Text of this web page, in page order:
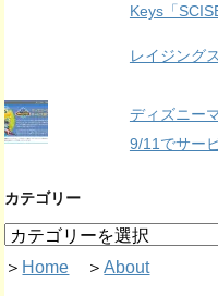
Keys「
レイジング
ディズニー
9/11でサー
カテゴリー
＞ Home ＞About